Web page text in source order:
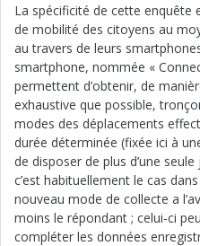
La spécificité de cette enquête
de mobilité des citoyens au
au travers de leurs
smartphone, nommée «
permettent d’obtenir, de
exhaustive que possible,
modes des déplacements
durée déterminée (fixée ici à
de disposer de plus d’une
c’est habituellement le cas
nouveau mode de collecte a
moins le répondant ; celui-ci
compléter les données